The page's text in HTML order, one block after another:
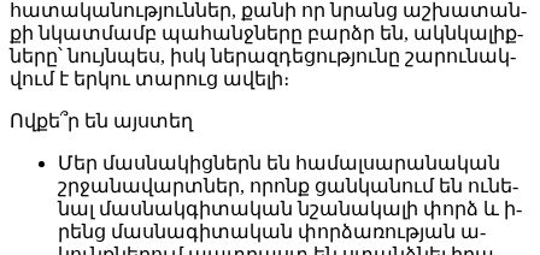
հա­տա­կա­նութ­յուն­ներ, քա­նի որ նրանց աշ­խա­տան­
քի նկատ­մամբ պա­հանջ­նե­րը բարձր են, ակն­կա­լիք­
նե­րը՝ նույն­պես, իսկ նե­րազ­դե­ցութ­յու­նը շա­րու­նակ­
վում է եր­կու տա­րուց ա­վե­լի։
Ովքե՞ր են այստեղ
Մեր մաս­նա­կից­ներն են հա­մալ­սա­րա­նա­կան
շրջա­նա­վարտ­ներ, ո­րոնք ցան­կա­նում են ու­նե­
նալ մաս­նակ­գի­տա­կան նշա­նա­կա­լի ​​փորձ և ի­
րենց մաս­նա­գի­տա­կան փոր­ձա­ռութ­յան ա­